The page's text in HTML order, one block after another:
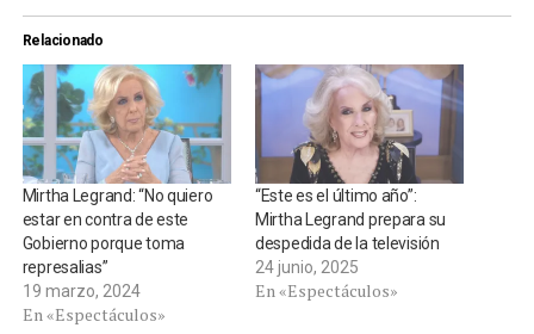
Relacionado
Mirtha Legrand: “No quiero
estar en contra de este
Gobierno porque toma
represalias”
19 marzo, 2024
En «Espectáculos»
“Este es el último año”:
Mirtha Legrand prepara su
despedida de la televisión
24 junio, 2025
En «Espectáculos»